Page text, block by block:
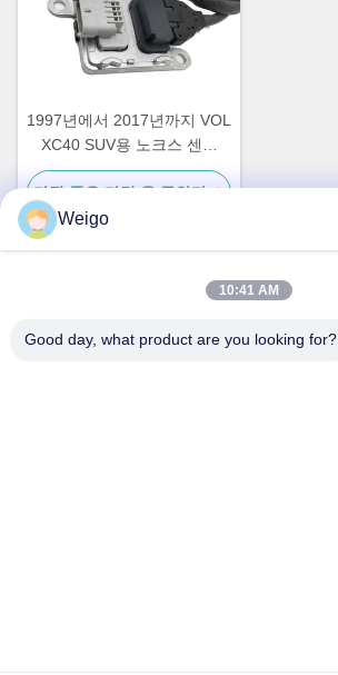
1997년에서 2017년까지 VOL
XC40 SUV용 노크스 센서
OEM 22303390 5WK97367
가장 좋은 가격 을 구하라
Weigo
10:41 AM
Good day, what product are you looking for?